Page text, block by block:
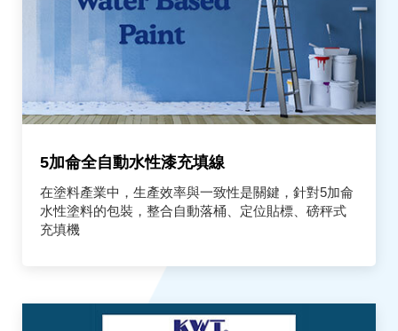
5加侖全自動水性漆充填線
在塗料產業中，生產效率與一致性是關鍵，針對5加侖
水性塗料的包裝，整合自動落桶、定位貼標、磅秤式
充填機